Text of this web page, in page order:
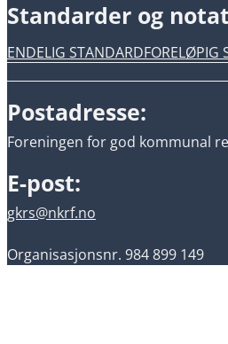
Standarder og
ENDELIG STANDARDFORELØPIG
Postadresse:
Foreningen for god kommunal
E-post:
gkrs@nkrf.no
Organisasjonsnr. 984 899 149